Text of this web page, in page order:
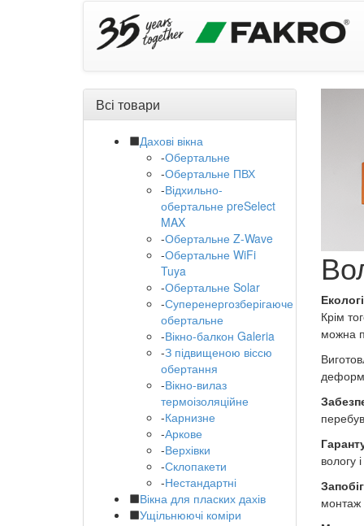
Всі товари
Дахові вікна
-Обертальне
-Обертальне ПВХ
-Відхильно-
обертальне preSelect
MAX
-Обертальне Z-Wave
-Обертальне WiFi
Tuya
-Обертальне Solar
-Суперенергозберігаюче
обертальне
-Вікно-балкон Galeria
-З підвищеною віссю
обертання
-Вікно-вилаз
термоізоляційне
-Карнизне
-Аркове
-Верхівки
-Склопакети
-Нестандартні
Вікна для пласких дахів
Ущільнюючі коміри
Крім
можна
вологу
монтаж